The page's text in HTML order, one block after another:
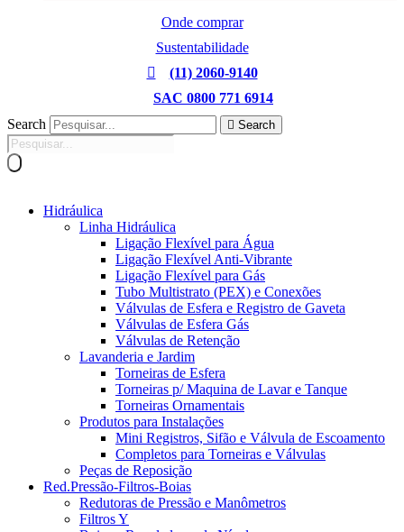
Onde comprar
Sustentabilidade
(11) 2060-9140
SAC 0800 771 6914
Search
Search
Pesquisar
produtos
Hidráulica
Linha Hidráulica
Ligação Flexível para Água
Ligação Flexível Anti-Vibrante
Ligação Flexível para Gás
Tubo Multistrato (PEX) e Conexões
Válvulas de Esfera e Registro de Gaveta
Válvulas de Esfera Gás
Válvulas de Retenção
Lavanderia e Jardim
Torneiras de Esfera
Torneiras p/ Maquina de Lavar e Tanque
Torneiras Ornamentais
Produtos para Instalações
Mini Registros, Sifão e Válvula de Escoamento
Completos para Torneiras e Válvulas
Peças de Reposição
Red.Pressão-Filtros-Boias
Redutoras de Pressão e Manômetros
Filtros Y